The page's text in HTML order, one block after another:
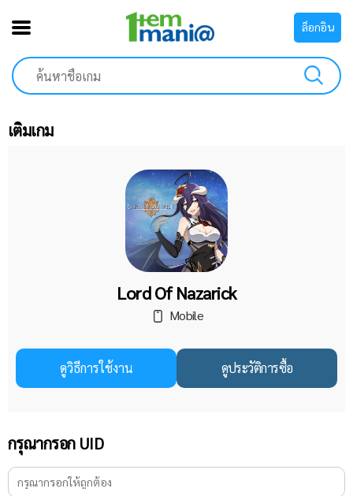
ล็อกอิน
เติมเกม
Lord Of Nazarick
Mobile
ดูวิธีการใช้งาน ดูประวัติการซื้อ
กรุณากรอก UID